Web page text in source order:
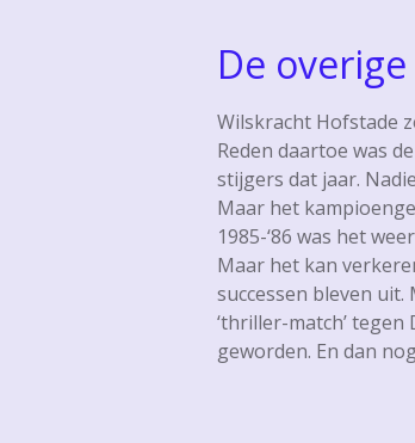
De
Wilskracht Hofstade
Reden daartoe was
stijgers dat jaar.
Maar het
1985-‘86 was het
Maar het kan
successen bleven
‘thriller-match’
geworden. En dan